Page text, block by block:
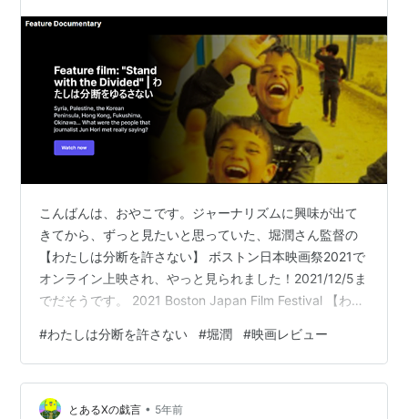
こんばんは、おやこです。ジャーナリズムに興味が出て
きてから、ずっと見たいと思っていた、堀潤さん監督の
【わたしは分断を許さない】 ボストン日本映画祭2021で
オンライン上映され、やっと見られました！2021/12/5ま
でだそうです。 2021 Boston Japan Film Festival 【わた
ルだな、と思ってました。そして映画を見て感じたタイ
トルは、【わたしは分断を許せない】こういう感じだっ
たじゃないかな、言いたいことは。なんとなくだけど。
ただ分断を批判するだけじゃなく、分断の境目に手当て
#わたしは分断を許さない #堀潤 #映画レビュー
とあるXの戯言 • 5年前